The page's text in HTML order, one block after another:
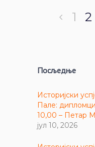
1 2
Посљедње
Историјски
Пале:
10,00 – Петар
јул 10, 2026